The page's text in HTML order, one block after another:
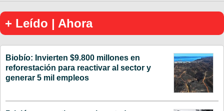
+ Leído | Ahora
Biobío: Invierten $9.800 millones en
reforestación para reactivar al sector y
generar 5 mil empleos